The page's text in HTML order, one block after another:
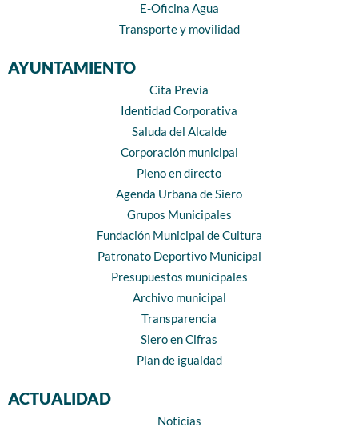
E-Oficina Agua
Transporte y movilidad
AYUNTAMIENTO
Cita Previa
Identidad Corporativa
Saluda del Alcalde
Corporación municipal
Pleno en directo
Agenda Urbana de Siero
Grupos Municipales
Fundación Municipal de Cultura
Patronato Deportivo Municipal
Presupuestos municipales
Archivo municipal
Transparencia
Siero en Cifras
Plan de igualdad
ACTUALIDAD
Noticias